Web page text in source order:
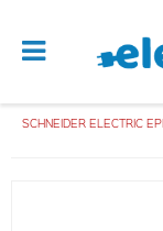
SCHNEIDER ELECTRIC